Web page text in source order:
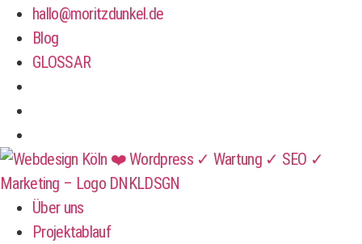
hallo@moritzdunkel.de
Blog
GLOSSAR
Über uns
Projektablauf